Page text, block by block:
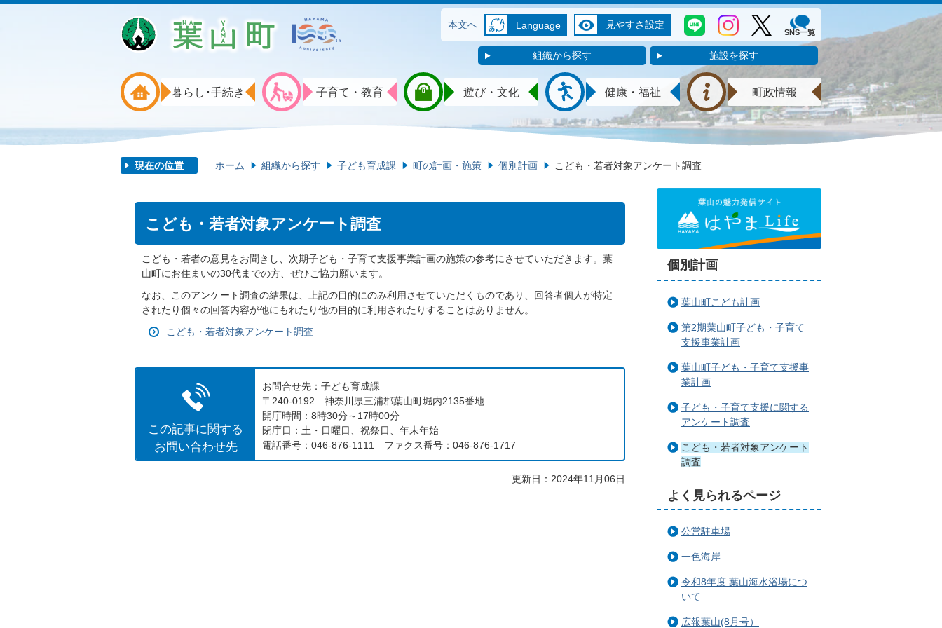
本文へ Language 見やすさ設定
SNS一覧
組織から探す 施設を探す
暮らし･手続き 子育て・教育 遊び・文化 健康・福祉 町政情報
現在の位置 ホーム 組織から探す 子ども育成課 町の計画・施策 個別計画 こども・若者対象アンケート調査
こども・若者対象アンケート調査
こども・若者の意見をお聞きし、次期子ども・子育て支援事業計画の施策の参考にさせていただきます。葉
山町にお住まいの30代までの方、ぜひご協力願います。
なお、このアンケート調査の結果は、上記の目的にのみ利用させていただくものであり、回答者個人が特定
されたり個々の回答内容が他にもれたり他の目的に利用されたりすることはありません。
こども・若者対象アンケート調査
この記事に関する
お問い合わせ先
お問合せ先：子ども育成課
〒240-0192 神奈川県三浦郡葉山町堀内2135番地
開庁時間：8時30分～17時00分
閉庁日：土・日曜日、祝祭日、年末年始
電話番号：046-876-1111 ファクス番号：046-876-1717
更新日：2024年11月06日
個別計画
葉山町こども計画
第2期葉山町子ども・子育て
支援事業計画
葉山町子ども・子育て支援事
業計画
子ども・子育て支援に関する
アンケート調査
こども・若者対象アンケート
調査
よく見られるページ
公営駐車場
一色海岸
令和8年度 葉山海水浴場につ
いて
広報葉山(8月号）